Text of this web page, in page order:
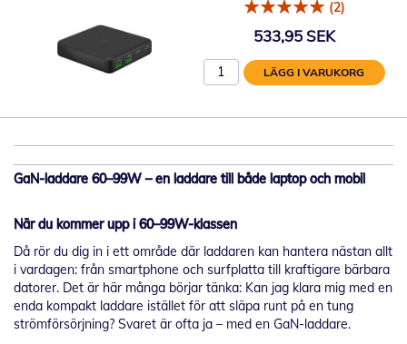
(2)
533,95 SEK
LÄGG I VARUKORG
GaN-laddare 60–99W – en laddare till både laptop och mobil
När du kommer upp i 60–99W-klassen
Då rör du dig in i ett område där laddaren kan hantera nästan allt
i vardagen: från smartphone och surfplatta till kraftigare bärbara
datorer. Det är här många börjar tänka: Kan jag klara mig med en
enda kompakt laddare istället för att släpa runt på en tung
strömförsörjning? Svaret är ofta ja – med en GaN-laddare.